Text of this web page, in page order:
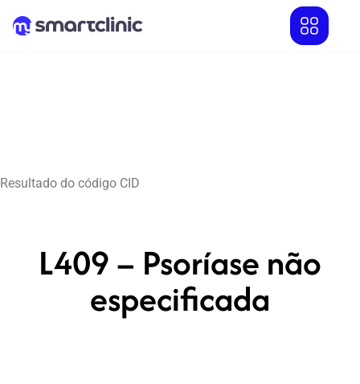
Resultado do código CID
L409 – Psoríase não
especificada